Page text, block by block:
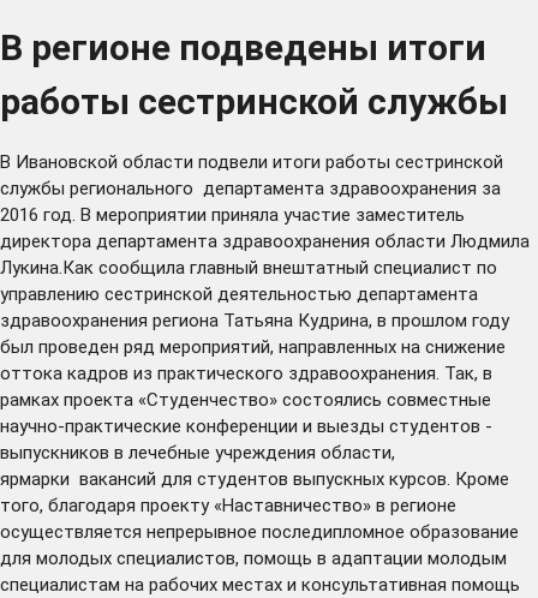
В регионе подведены итоги
работы сестринской службы
В Ивановской области подвели итоги работы сестринской
службы регионального департамента здравоохранения за
2016 год. В мероприятии приняла участие заместитель
директора департамента здравоохранения области Людмила
Лукина.Как сообщила главный внештатный специалист по
управлению сестринской деятельностью департамента
здравоохранения региона Татьяна Кудрина, в прошлом году
был проведен ряд мероприятий, направленных на снижение
оттока кадров из практического здравоохранения. Так, в
рамках проекта «Студенчество» состоялись совместные
научно-практические конференции и выезды студентов -
выпускников в лечебные учреждения области,
ярмарки вакансий для студентов выпускных курсов. Кроме
того, благодаря проекту «Наставничество» в регионе
осуществляется непрерывное последипломное образование
для молодых специалистов, помощь в адаптации молодым
специалистам на рабочих местах и консультативная помощь